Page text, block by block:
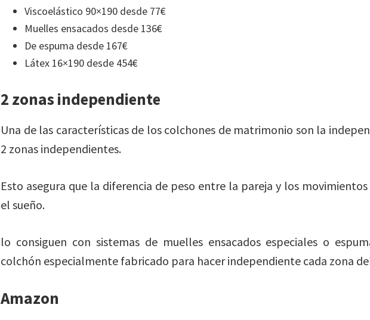
Viscoelástico 90×190 desde 77€
Muelles ensacados desde 136€
De espuma desde 167€
Látex 16×190 desde 454€
2 zonas independiente
Una de las características de los colchones de matrimonio son la
2 zonas independientes.
Esto asegura que la diferencia de peso entre la pareja y los
el sueño.
lo consiguen con sistemas de muelles ensacados especiales o
colchón especialmente fabricado para hacer independiente cada zona
Amazon